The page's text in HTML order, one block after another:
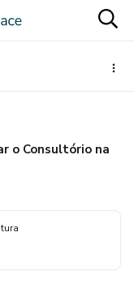
o Consultório na